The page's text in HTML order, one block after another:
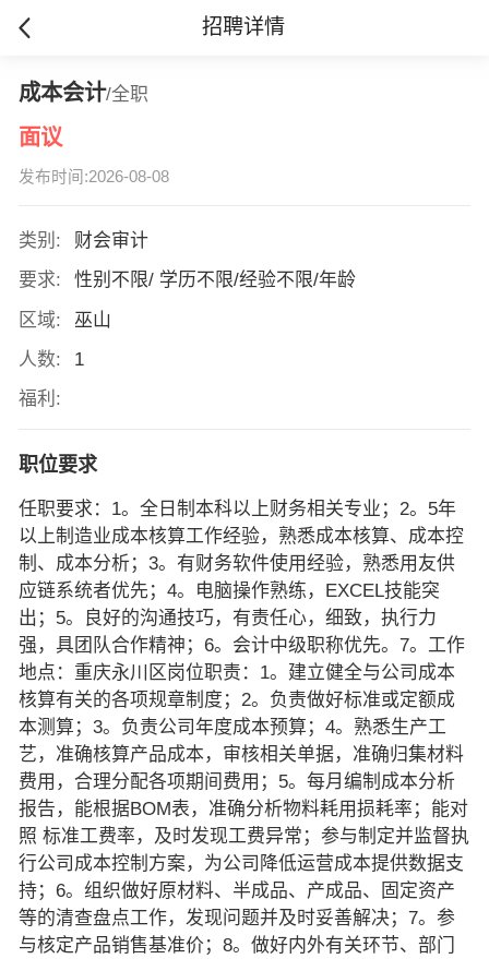
招聘详情
成本会计/全职
面议
发布时间:2026-08-08
类别:
财会审计
要求:
性别不限/ 学历不限/经验不限/年龄
区域:
巫山
人数:
1
福利:
职位要求
任职要求：1。全日制本科以上财务相关专业；2。5年
以上制造业成本核算工作经验，熟悉成本核算、成本控
制、成本分析；3。有财务软件使用经验，熟悉用友供
应链系统者优先；4。电脑操作熟练，EXCEL技能突
出；5。良好的沟通技巧，有责任心，细致，执行力
强，具团队合作精神；6。会计中级职称优先。7。工作
地点：重庆永川区岗位职责：1。建立健全与公司成本
核算有关的各项规章制度；2。负责做好标准或定额成
本测算；3。负责公司年度成本预算；4。熟悉生产工
艺，准确核算产品成本，审核相关单据，准确归集材料
费用，合理分配各项期间费用；5。每月编制成本分析
报告，能根据BOM表，准确分析物料耗用损耗率；能对
照 标准工费率，及时发现工费异常；参与制定并监督执
行公司成本控制方案，为公司降低运营成本提供数据支
持；6。组织做好原材料、半成品、产成品、固定资产
等的清查盘点工作，发现问题并及时妥善解决；7。参
与核定产品销售基准价；8。做好内外有关环节、部门